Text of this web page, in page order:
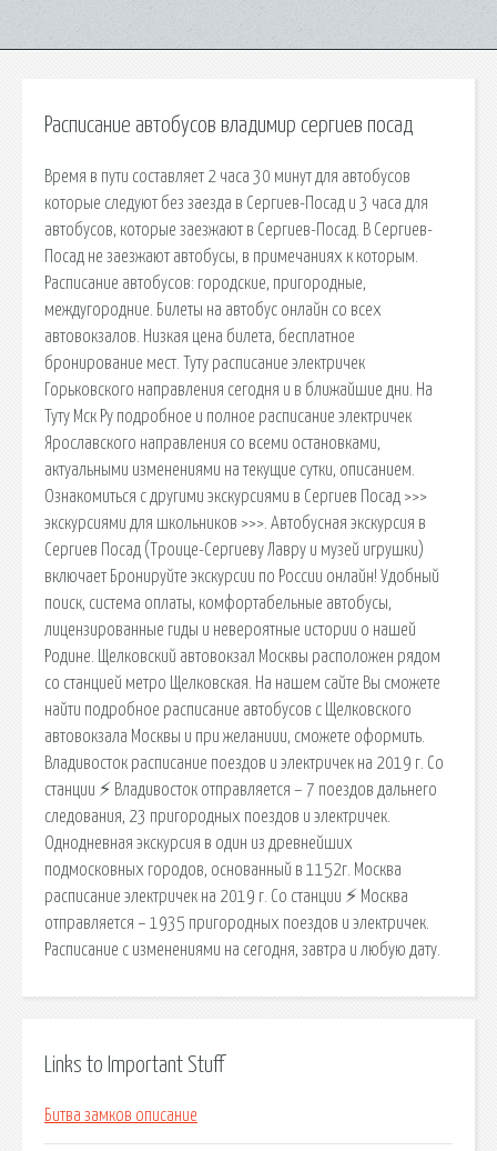
Расписание автобусов владимир сергиев посад
Время в пути составляет 2 часа 30 минут для автобусов
которые следуют без заезда в Сергиев-Посад и 3 часа для
автобусов, которые заезжают в Сергиев-Посад. В Сергиев-
Посад не заезжают автобусы, в примечаниях к которым.
Расписание автобусов: городские, пригородные,
междугородние. Билеты на автобус онлайн со всех
автовокзалов. Низкая цена билета, бесплатное
бронирование мест. Туту расписание электричек
Горьковского направления сегодня и в ближайшие дни. На
Туту Мск Ру подробное и полное расписание электричек
Ярославского направления со всеми остановками,
актуальными изменениями на текущие сутки, описанием.
Ознакомиться с другими экскурсиями в Сергиев Посад >>>
экскурсиями для школьников >>>. Автобусная экскурсия в
Сергиев Посад (Троице-Сергиеву Лавру и музей игрушки)
включает Бронируйте экскурсии по России онлайн! Удобный
поиск, система оплаты, комфортабельные автобусы,
лицензированные гиды и невероятные истории о нашей
Родине. Щелковский автовокзал Москвы расположен рядом
со станцией метро Щелковская. На нашем сайте Вы сможете
найти подробное расписание автобусов с Щелковского
автовокзала Москвы и при желаниии, сможете оформить.
Владивосток расписание поездов и электричек на 2019 г. Со
станции ⚡ Владивосток отправляется – 7 поездов дальнего
следования, 23 пригородных поездов и электричек.
Однодневная экскурсия в один из древнейших
подмосковных городов, основанный в 1152г. Москва
расписание электричек на 2019 г. Со станции ⚡ Москва
отправляется – 1935 пригородных поездов и электричек.
Расписание с изменениями на сегодня, завтра и любую дату.
Links to Important Stuff
Битва замков описание